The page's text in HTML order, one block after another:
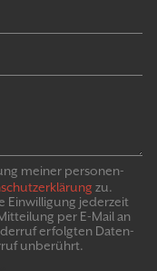
meiner personen­
zu.
Ein­willigung jeder­zeit
per E-Mail an
erfolgten Daten­
un­be­rührt.